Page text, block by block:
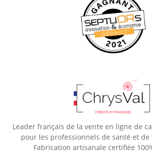
Leader français de la vente en ligne de
pour les professionnels de santé et
Fabrication artisanale certifiée